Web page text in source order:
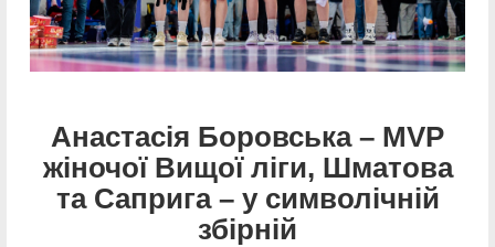
Анастасія Боровська – MVP
жіночої Вищої ліги, Шматова
та Саприга – у символічній
збірній